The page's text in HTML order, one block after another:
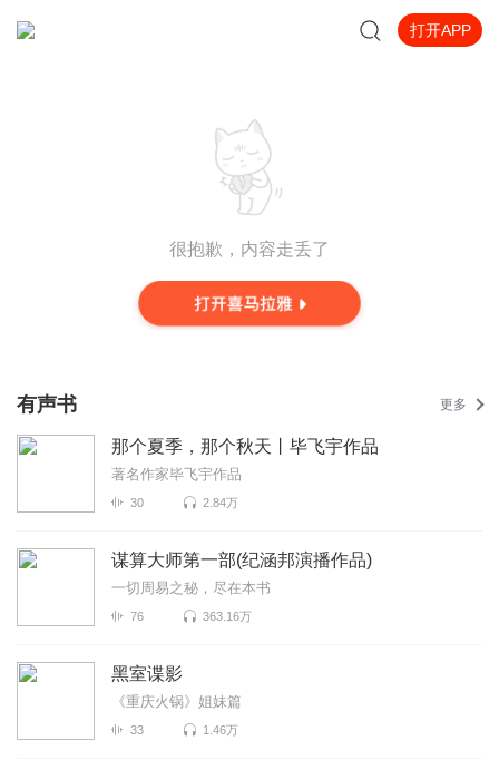
打开APP
很抱歉，内容走丢了
有声书 更多
那个夏季，那个秋天丨毕飞宇作品
著名作家毕飞宇作品
30 2.84万
谋算大师第一部(纪涵邦演播作品)
一切周易之秘，尽在本书
76 363.16万
黑室谍影
《重庆火锅》姐妹篇
33 1.46万